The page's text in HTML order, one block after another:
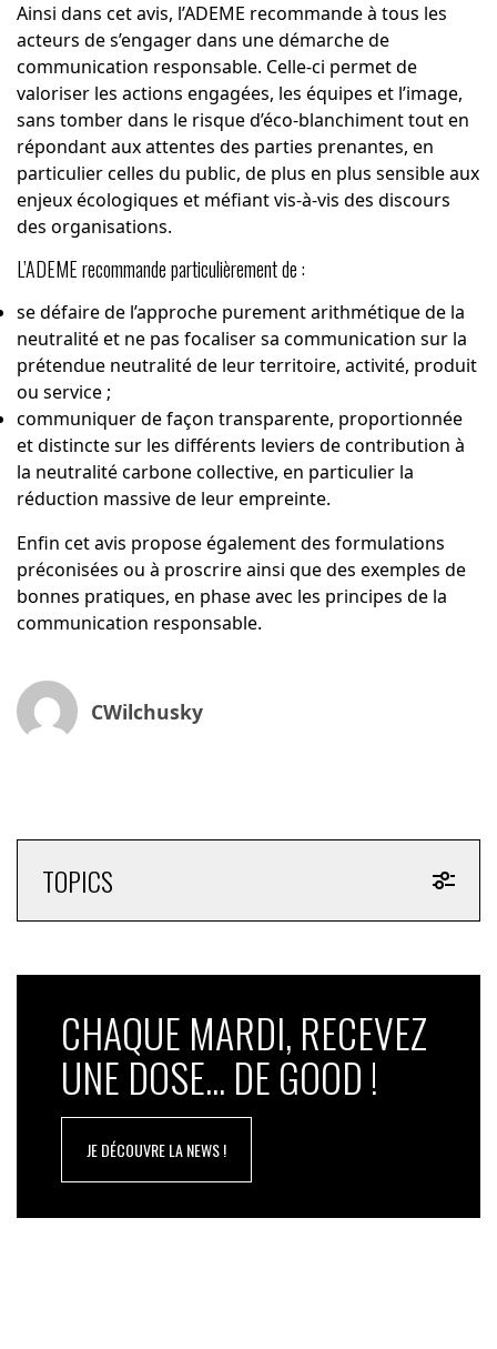
Ainsi dans cet avis, l’ADEME recommande à tous les
acteurs de s’engager dans une démarche de
communication responsable. Celle-ci permet de
valoriser les actions engagées, les équipes et l’image,
sans tomber dans le risque d’éco‐blanchiment tout en
répondant aux attentes des parties prenantes, en
particulier celles du public, de plus en plus sensible aux
enjeux écologiques et méfiant vis‐à‐vis des discours
des organisations.
L’ADEME recommande particulièrement de :
se défaire de l’approche purement arithmétique de la
neutralité et ne pas focaliser sa communication sur la
prétendue neutralité de leur territoire, activité, produit
ou service ;
communiquer de façon transparente, proportionnée
et distincte sur les différents leviers de contribution à
la neutralité carbone collective, en particulier la
réduction massive de leur empreinte.
Enfin cet avis propose également des formulations
préconisées ou à proscrire ainsi que des exemples de
bonnes pratiques, en phase avec les principes de la
communication responsable.
CWilchusky
TOPICS
CHAQUE MARDI, RECEVEZ
UNE DOSE... DE GOOD !
JE DÉCOUVRE LA NEWS !